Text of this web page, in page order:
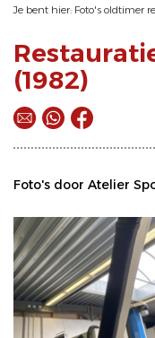
Je bent hier: Foto's oldtimer
(1982)
Foto's door Atelier